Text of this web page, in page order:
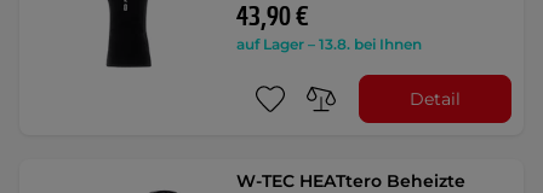
43,90 €
auf Lager – 13.8. bei Ihnen
Detail
W-TEC HEATtero Beheizte